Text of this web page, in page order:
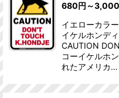
680円 ～3,000
イエローカラ
イケルホンデ
CAUTION
コーイケルホ
れたアメリカ…